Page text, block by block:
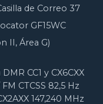
de Correo 37
GF15WC
II, Área G)
CC1 y CX6CXX
CTCSS 82,5 Hz
147,240 MHz